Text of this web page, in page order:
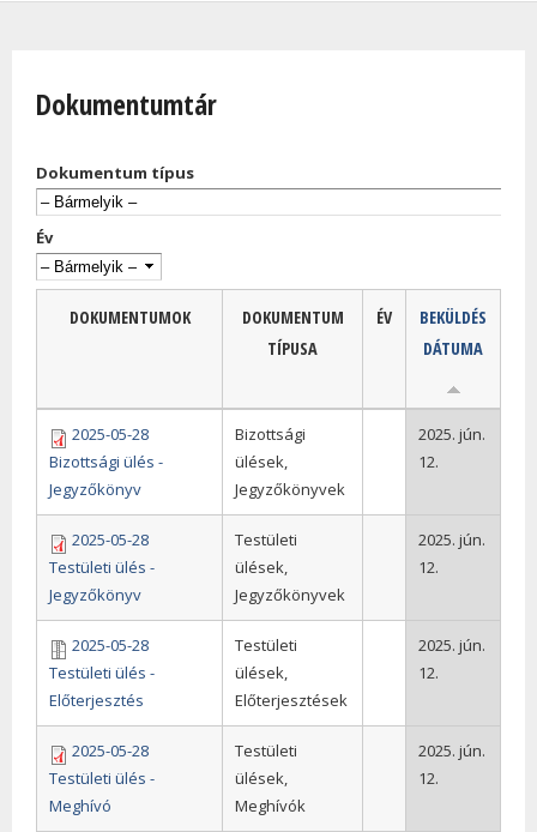
Dokumentumtár
Dokumentum típus
Év
DOKUMENTUMOK
DOKUMENTUM
TÍPUSA
ÉV
BEKÜLDÉS
DÁTUMA
2025-05-28
Bizottsági ülés -
Jegyzőkönyv
Bizottsági
ülések,
Jegyzőkönyvek
2025. jún.
12.
2025-05-28
Testületi ülés -
Jegyzőkönyv
Testületi
ülések,
Jegyzőkönyvek
2025. jún.
12.
2025-05-28
Testületi ülés -
Előterjesztés
Testületi
ülések,
Előterjesztések
2025. jún.
12.
2025-05-28
Testületi ülés -
Meghívó
Testületi
ülések,
Meghívók
2025. jún.
12.